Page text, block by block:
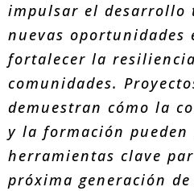
impulsar el
nuevas oportunidades
fortalecer la
comunidades.
demuestran cómo la
y la formación pueden
herramientas clave
próxima generación